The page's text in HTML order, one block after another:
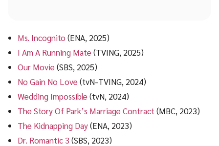
Ms. Incognito (ENA, 2025)
I Am A Running Mate(TVING, 2025)
Our Movie(SBS, 2025)
No Gain No Love(tvN-TVING, 2024)
Wedding Impossible(tvN, 2024)
The Story Of Park’s Marriage Contract (MBC, 2023)
The Kidnapping Day(ENA, 2023)
Dr. Romantic 3(SBS, 2023)